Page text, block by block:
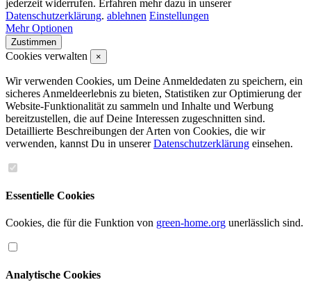
jederzeit widerrufen. Erfahren mehr dazu in unserer
Datenschutzerklärung. ablehnen Einstellungen
Mehr Optionen
Zustimmen
Cookies verwalten ×
Wir verwenden Cookies, um Deine Anmeldedaten zu speichern, ein
sicheres Anmeldeerlebnis zu bieten, Statistiken zur Optimierung der
Website-Funktionalität zu sammeln und Inhalte und Werbung
bereitzustellen, die auf Deine Interessen zugeschnitten sind.
Detaillierte Beschreibungen der Arten von Cookies, die wir
verwenden, kannst Du in unsererDatenschutzerklärung einsehen.
Essentielle Cookies
Cookies, die für die Funktion von green-home.org unerlässlich sind.
Analytische Cookies